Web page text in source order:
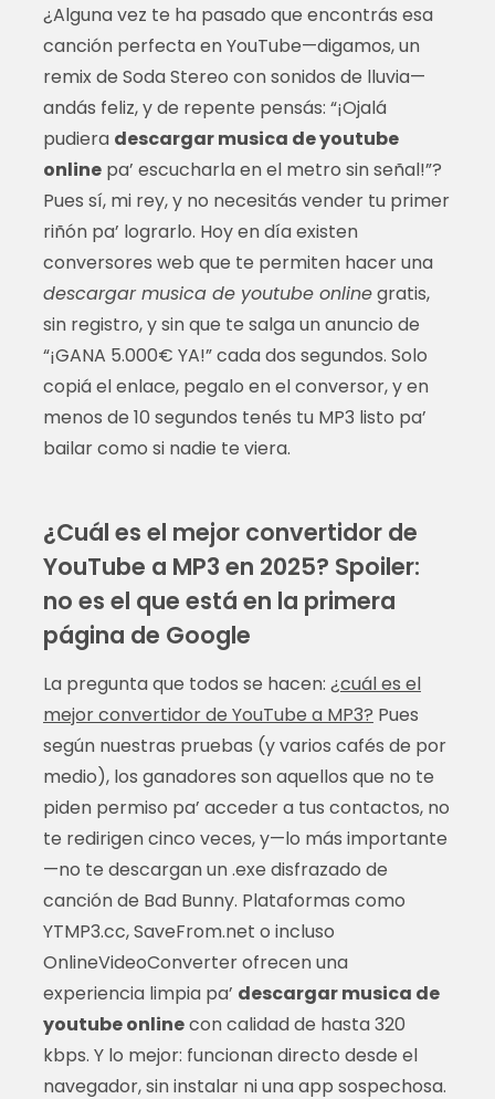
¿Alguna vez te ha pasado que encontrás esa
canción perfecta en YouTube—digamos, un
remix de Soda Stereo con sonidos de lluvia—
andás feliz, y de repente pensás: “¡Ojalá
pudiera descargar musica de youtube
onlinepa’ escucharla en el metro sin señal!”?
Pues sí, mi rey, y no necesitás vender tu primer
riñón pa’ lograrlo. Hoy en día existen
conversores web que te permiten hacer una
descargar musica de youtube onlinegratis,
sin registro, y sin que te salga un anuncio de
“¡GANA 5.000€ YA!” cada dos segundos. Solo
copiá el enlace, pegalo en el conversor, y en
menos de 10 segundos tenés tu MP3 listo pa’
bailar como si nadie te viera.
¿Cuál es el mejor convertidor de
YouTube a MP3 en 2025? Spoiler:
no es el que está en la primera
página de Google
La pregunta que todos se hacen: ¿cuál es el
mejor convertidor de YouTube a MP3? Pues
según nuestras pruebas (y varios cafés de por
medio), los ganadores son aquellos que no te
piden permiso pa’ acceder a tus contactos, no
te redirigen cinco veces, y—lo más importante
—no te descargan un .exe disfrazado de
canción de Bad Bunny. Plataformas como
YTMP3.cc, SaveFrom.net o incluso
OnlineVideoConverter ofrecen una
experiencia limpia pa’ descargar musica de
youtube onlinecon calidad de hasta 320
kbps. Y lo mejor: funcionan directo desde el
navegador, sin instalar ni una app sospechosa.